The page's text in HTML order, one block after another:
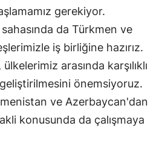
gerekiyor.
da Türkmen ve
iş birliğine hazırız.
arasında karşılıklı
önemsiyoruz.
ve Azerbaycan'dan
konusunda da çalışmaya